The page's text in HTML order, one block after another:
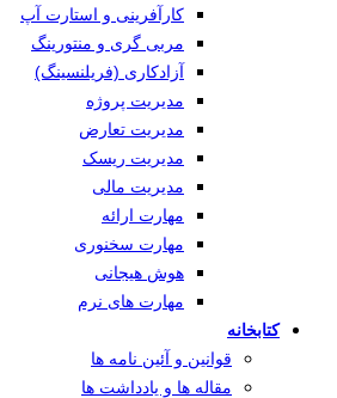
کارآفرینی و استارت آپ
مربی گری و منتورینگ
آزادکاری (فریلنسینگ)
مدیریت پروژه
مدیریت تعارض
مدیریت ریسک
مدیریت مالی
مهارت ارائه
مهارت سخنوری
هوش هیجانی
مهارت های نرم
کتابخانه
قوانین و آئین نامه ها
مقاله ها و یادداشت ها